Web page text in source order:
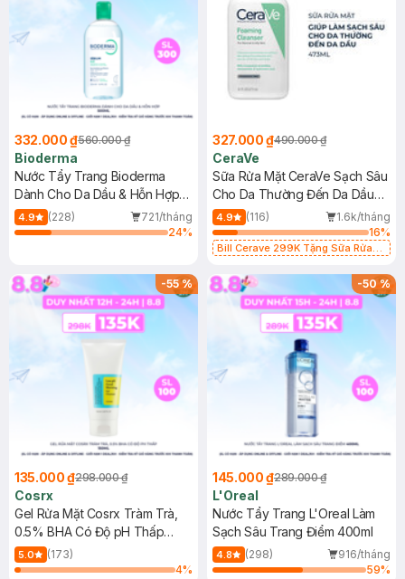
332.000 ₫560.000 ₫
Bioderma
Nước Tẩy Trang Bioderma
Dành Cho Da Dầu & Hỗn Hợp
500ml
4.9 (228)
721/tháng
24%
327.000 ₫490.000 ₫
CeraVe
Sữa Rửa Mặt CeraVe Sạch Sâu
Cho Da Thường Đến Da Dầu
473ml
4.9 (116)
1.6k/tháng
16%
Bill Cerave 299K Tặng Sữa Rửa
-55%
135.000 ₫298.000 ₫
Cosrx
Gel Rửa Mặt Cosrx Tràm Trà,
0.5% BHA Có Độ pH Thấp
150ml
5.0
(173)
4%
-50%
145.000 ₫289.000 ₫
L'Oreal
Nước Tẩy Trang L'Oreal Làm
Sạch Sâu Trang Điểm 400ml
4.8 (298)
916/tháng
59%